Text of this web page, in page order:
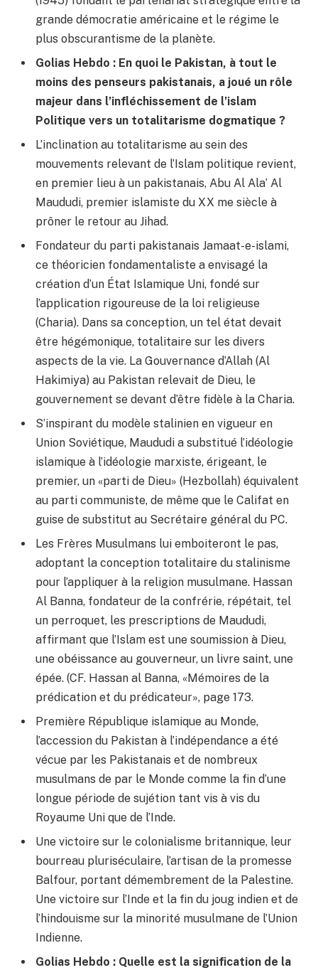
grande démocratie américaine et le régime le
plus obscurantisme de la planète.
Golias Hebdo : En quoi le Pakistan, à tout le
moins des penseurs pakistanais, a joué un rôle
majeur dans l’infléchissement de l’islam
Politique vers un totalitarisme dogmatique ?
L’inclination au totalitarisme au sein des
mouvements relevant de l’Islam politique revient,
en premier lieu à un pakistanais, Abu Al Ala’ Al
Maududi, premier islamiste du XX me siècle à
prôner le retour au Jihad.
Fondateur du parti pakistanais Jamaat-e-islami,
ce théoricien fondamentaliste a envisagé la
création d’un État Islamique Uni, fondé sur
l’application rigoureuse de la loi religieuse
(Charia). Dans sa conception, un tel état devait
être hégémonique, totalitaire sur les divers
aspects de la vie. La Gouvernance d’Allah (Al
Hakimiya) au Pakistan relevait de Dieu, le
gouvernement se devant d’être fidèle à la Charia.
S’inspirant du modèle stalinien en vigueur en
Union Soviétique, Maududi a substitué l’idéologie
islamique à l’idéologie marxiste, érigeant, le
premier, un «parti de Dieu» (Hezbollah) équivalent
au parti communiste, de même que le Califat en
guise de substitut au Secrétaire général du PC.
Les Frères Musulmans lui emboiteront le pas,
adoptant la conception totalitaire du stalinisme
pour l’appliquer à la religion musulmane. Hassan
Al Banna, fondateur de la confrérie, répétait, tel
un perroquet, les prescriptions de Maududi,
affirmant que l’Islam est une soumission à Dieu,
une obéissance au gouverneur, un livre saint, une
épée. (CF. Hassan al Banna, «Mémoires de la
prédication et du prédicateur», page 173.
Première République islamique au Monde,
l’accession du Pakistan à l’indépendance a été
vécue par les Pakistanais et de nombreux
musulmans de par le Monde comme la fin d’une
longue période de sujétion tant vis à vis du
Royaume Uni que de l’Inde.
Une victoire sur le colonialisme britannique, leur
bourreau pluriséculaire, l’artisan de la promesse
Balfour, portant démembrement de la Palestine.
Une victoire sur l’Inde et la fin du joug indien et de
l’hindouisme sur la minorité musulmane de l’Union
Indienne.
Golias Hebdo : Quelle est la signification de la